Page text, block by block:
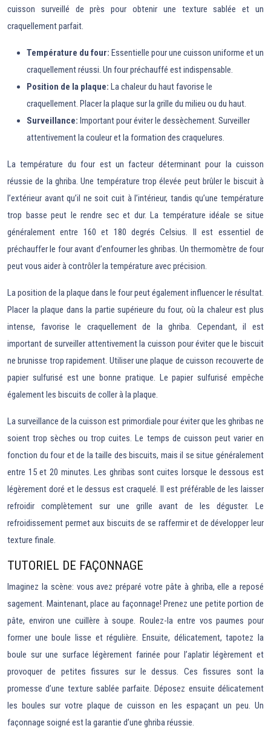
cuisson surveillé de près pour obtenir une texture sablée et un
craquellement parfait.
Température du four: Essentielle pour une cuisson uniforme et un
craquellement réussi. Un four préchauffé est indispensable.
Position de la plaque: La chaleur du haut favorise le
craquellement. Placer la plaque sur la grille du milieu ou du haut.
Surveillance: Important pour éviter le dessèchement. Surveiller
attentivement la couleur et la formation des craquelures.
La température du four est un facteur déterminant pour la cuisson
réussie de la ghriba. Une température trop élevée peut brûler le biscuit à
l’extérieur avant qu’il ne soit cuit à l’intérieur, tandis qu’une température
trop basse peut le rendre sec et dur. La température idéale se situe
généralement entre 160 et 180 degrés Celsius. Il est essentiel de
préchauffer le four avant d’enfourner les ghribas. Un thermomètre de four
peut vous aider à contrôler la température avec précision.
La position de la plaque dans le four peut également influencer le résultat.
Placer la plaque dans la partie supérieure du four, où la chaleur est plus
intense, favorise le craquellement de la ghriba. Cependant, il est
important de surveiller attentivement la cuisson pour éviter que le biscuit
ne brunisse trop rapidement. Utiliser une plaque de cuisson recouverte de
papier sulfurisé est une bonne pratique. Le papier sulfurisé empêche
également les biscuits de coller à la plaque.
La surveillance de la cuisson est primordiale pour éviter que les ghribas ne
soient trop sèches ou trop cuites. Le temps de cuisson peut varier en
fonction du four et de la taille des biscuits, mais il se situe généralement
entre 15 et 20 minutes. Les ghribas sont cuites lorsque le dessous est
légèrement doré et le dessus est craquelé. Il est préférable de les laisser
refroidir complètement sur une grille avant de les déguster. Le
refroidissement permet aux biscuits de se raffermir et de développer leur
texture finale.
TUTORIEL DE FAÇONNAGE
Imaginez la scène: vous avez préparé votre pâte à ghriba, elle a reposé
sagement. Maintenant, place au façonnage! Prenez une petite portion de
pâte, environ une cuillère à soupe. Roulez-la entre vos paumes pour
former une boule lisse et régulière. Ensuite, délicatement, tapotez la
boule sur une surface légèrement farinée pour l’aplatir légèrement et
provoquer de petites fissures sur le dessus. Ces fissures sont la
promesse d’une texture sablée parfaite. Déposez ensuite délicatement
les boules sur votre plaque de cuisson en les espaçant un peu. Un
façonnage soigné est la garantie d’une ghriba réussie.